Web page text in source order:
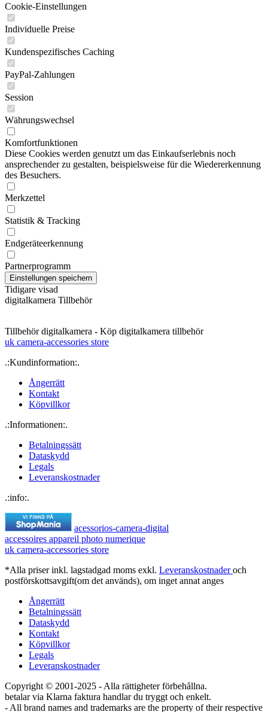
Cookie-Einstellungen
Individuelle Preise
Kundenspezifisches Caching
PayPal-Zahlungen
Session
Währungswechsel
Komfortfunktionen
Diese Cookies werden genutzt um das Einkaufserlebnis noch
ansprechender zu gestalten, beispielsweise für die Wiedererkennung
des Besuchers.
Merkzettel
Statistik & Tracking
Endgeräteerkennung
Partnerprogramm
Tidigare visad
digitalkamera Tillbehör
Tillbehör digitalkamera - Köp digitalkamera tillbehör
uk camera-accessories store
.:Kundinformation:.
Ångerrätt
Kontakt
Köpvillkor
.:Informationen:.
Betalningssätt
Dataskydd
Legals
Leveranskostnader
.:info:.
acessorios-camera-digital
accessoires appareil photo numerique
uk camera-accessories store
*Alla priser inkl. lagstadgad moms exkl. Leveranskostnaderoch
postförskottsavgift(om det används), om inget annat anges
Ångerrätt
Betalningssätt
Dataskydd
Kontakt
Köpvillkor
Legals
Leveranskostnader
Copyright © 2001-2025 - Alla rättigheter förbehållna.
betalar via Klarna faktura handlar du tryggt och enkelt.
- All brand names and trademarks are the property of their respective